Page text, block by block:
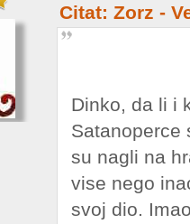
Citat: Zorz -
Dinko, da li i
Satanoperce
su nagli na
vise nego
svoj dio.